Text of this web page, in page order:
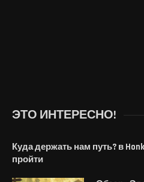
ЭТО ИНТЕРЕСНО!
Куда держать нам путь? в
пройти